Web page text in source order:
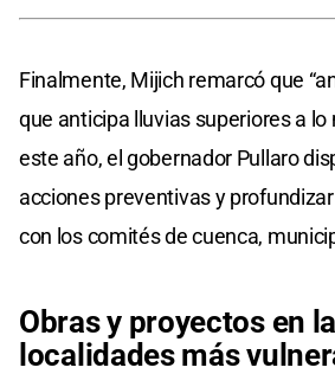
Finalmente, Mijich remarcó que
que anticipa lluvias superiores a
este año, el gobernador Pullaro
acciones preventivas y
con los comités de cuenca,
Obras y proyectos en
localidades más